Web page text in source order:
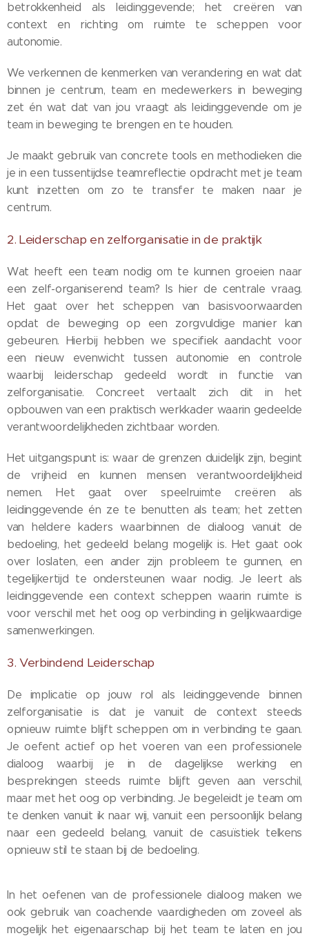
betrokkenheid als leidinggevende; het creëren van
context en richting om ruimte te scheppen voor
autonomie.
We verkennen de kenmerken van verandering en wat dat
binnen je centrum, team en medewerkers in beweging
zet én wat dat van jou vraagt als leidinggevende om je
team in beweging te brengen en te houden.
Je maakt gebruik van concrete tools en methodieken die
je in een tussentijdse teamreflectie opdracht met je team
kunt inzetten om zo te transfer te maken naar je
centrum.
2. Leiderschap en zelforganisatie in de praktijk
Wat heeft een team nodig om te kunnen groeien naar
een zelf-organiserend team? Is hier de centrale vraag.
Het gaat over het scheppen van basisvoorwaarden
opdat de beweging op een zorgvuldige manier kan
gebeuren. Hierbij hebben we specifiek aandacht voor
een nieuw evenwicht tussen autonomie en controle
waarbij leiderschap gedeeld wordt in functie van
zelforganisatie. Concreet vertaalt zich dit in het
opbouwen van een praktisch werkkader waarin gedeelde
verantwoordelijkheden zichtbaar worden.
Het uitgangspunt is: waar de grenzen duidelijk zijn, begint
de vrijheid en kunnen mensen verantwoordelijkheid
nemen. Het gaat over speelruimte creëren als
leidinggevende én ze te benutten als team; het zetten
van heldere kaders waarbinnen de dialoog vanuit de
bedoeling, het gedeeld belang mogelijk is. Het gaat ook
over loslaten, een ander zijn probleem te gunnen, en
tegelijkertijd te ondersteunen waar nodig. Je leert als
leidinggevende een context scheppen waarin ruimte is
voor verschil met het oog op verbinding in gelijkwaardige
samenwerkingen.
3. Verbindend Leiderschap
De implicatie op jouw rol als leidinggevende binnen
zelforganisatie is dat je vanuit de context steeds
opnieuw ruimte blijft scheppen om in verbinding te gaan.
Je oefent actief op het voeren van een professionele
dialoog waarbij je in de dagelijkse werking en
besprekingen steeds ruimte blijft geven aan verschil,
maar met het oog op verbinding. Je begeleidt je team om
te denken vanuit ik naar wij, vanuit een persoonlijk belang
naar een gedeeld belang, vanuit de casuïstiek telkens
opnieuw stil te staan bij de bedoeling.
In het oefenen van de professionele dialoog maken we
ook gebruik van coachende vaardigheden om zoveel als
mogelijk het eigenaarschap bij het team te laten en jou